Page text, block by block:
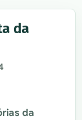
da
da